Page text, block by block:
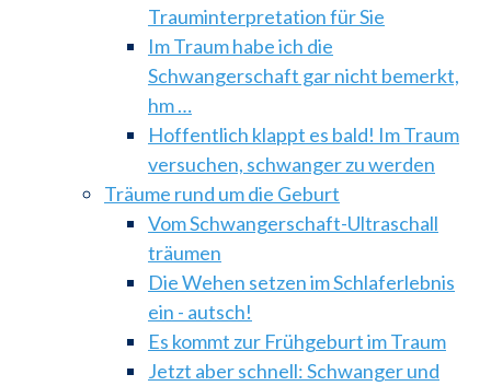
Trauminterpretation für Sie
Im Traum habe ich die
Schwangerschaft gar nicht bemerkt,
hm …
Hoffentlich klappt es bald! Im Traum
versuchen, schwanger zu werden
Träume rund um die Geburt
Vom Schwangerschaft-Ultraschall
träumen
Die Wehen setzen im Schlaferlebnis
ein - autsch!
Es kommt zur Frühgeburt im Traum
Jetzt aber schnell: Schwanger und